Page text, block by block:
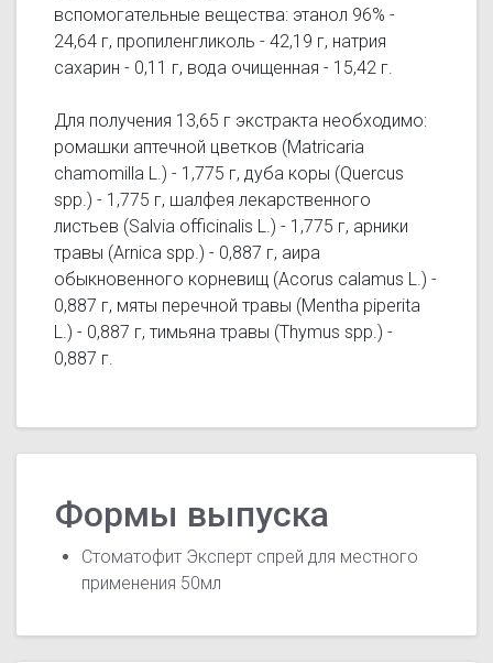
вспомогательные вещества: этанол 96% -
24,64 г, пропиленгликоль - 42,19 г, натрия
сахарин - 0,11 г, вода очищенная - 15,42 г.
Для получения 13,65 г экстракта необходимо:
ромашки аптечной цветков (Matricaria
chamomilla L.) - 1,775 г, дуба коры (Quercus
spp.) - 1,775 г, шалфея лекарственного
листьев (Salvia officinalis L.) - 1,775 г, арники
травы (Arnica spp.) - 0,887 г, аира
обыкновенного корневищ (Acorus calamus L.) -
0,887 г, мяты перечной травы (Mentha piperita
L.) - 0,887 г, тимьяна травы (Thymus spp.) -
0,887 г.
Формы выпуска
Стоматофит Эксперт спрей для местного
применения 50мл